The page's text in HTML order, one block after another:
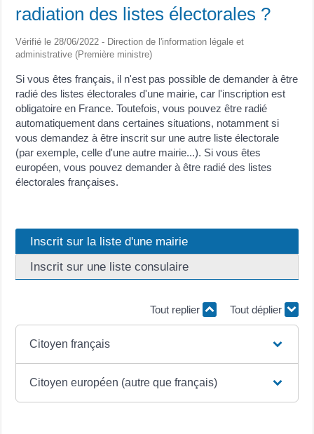
radiation des listes électorales ?
Vérifié le 28/06/2022 - Direction de l'information légale et
administrative (Première ministre)
Si vous êtes français, il n'est pas possible de demander à être
radié des listes électorales d'une mairie, car l'inscription est
obligatoire en France. Toutefois, vous pouvez être radié
automatiquement dans certaines situations, notamment si
vous demandez à être inscrit sur une autre liste électorale
(par exemple, celle d'une autre mairie...). Si vous êtes
européen, vous pouvez demander à être radié des listes
électorales françaises.
Inscrit sur la liste d'une mairie
Inscrit sur une liste consulaire
Tout replier Tout déplier
Citoyen français
Citoyen européen (autre que français)